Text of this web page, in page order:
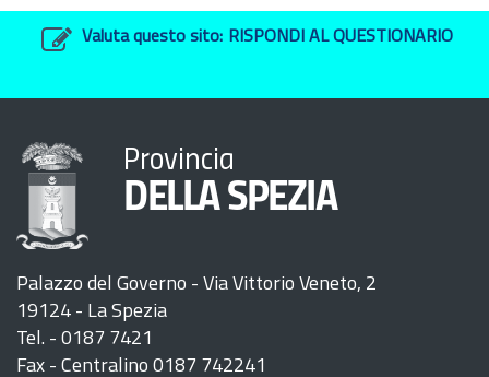
Valuta questo sito: RISPONDI AL QUESTIONARIO
Provincia
DELLA SPEZIA
Palazzo del Governo - Via Vittorio Veneto, 2
19124 - La Spezia
Tel. - 0187 7421
Fax - Centralino 0187 742241